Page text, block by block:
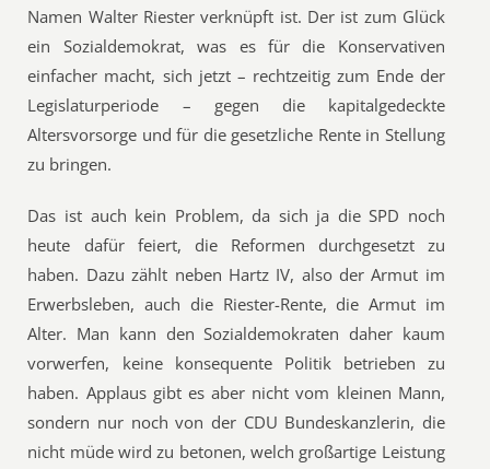
Namen Walter Riester verknüpft ist. Der ist zum Glück
ein Sozialdemokrat, was es für die Konservativen
einfacher macht, sich jetzt – rechtzeitig zum Ende der
Legislaturperiode – gegen die kapitalgedeckte
Altersvorsorge und für die gesetzliche Rente in Stellung
zu bringen.
Das ist auch kein Problem, da sich ja die SPD noch
heute dafür feiert, die Reformen durchgesetzt zu
haben. Dazu zählt neben Hartz IV, also der Armut im
Erwerbsleben, auch die Riester-Rente, die Armut im
Alter. Man kann den Sozialdemokraten daher kaum
vorwerfen, keine konsequente Politik betrieben zu
haben. Applaus gibt es aber nicht vom kleinen Mann,
sondern nur noch von der CDU Bundeskanzlerin, die
nicht müde wird zu betonen, welch großartige Leistung